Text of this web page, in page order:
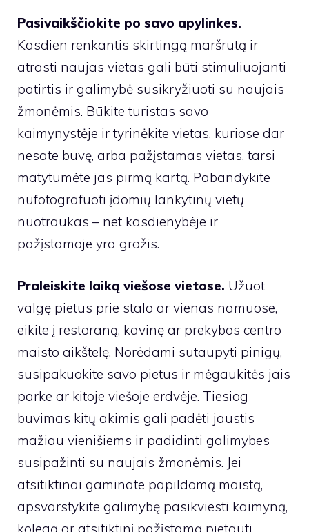
Pasivaikščiokite po savo apylinkes.
Kasdien renkantis skirtingą maršrutą ir
atrasti naujas vietas gali būti stimuliuojanti
patirtis ir galimybė susikryžiuoti su naujais
žmonėmis. Būkite turistas savo
kaimynystėje ir tyrinėkite vietas, kuriose dar
nesate buvę, arba pažįstamas vietas, tarsi
matytumėte jas pirmą kartą. Pabandykite
nufotografuoti įdomių lankytinų vietų
nuotraukas – net kasdienybėje ir
pažįstamoje yra grožis.
Praleiskite laiką viešose vietose. Užuot
valgę pietus prie stalo ar vienas namuose,
eikite į restoraną, kavinę ar prekybos centro
maisto aikštelę. Norėdami sutaupyti pinigų,
susipakuokite savo pietus ir mėgaukitės jais
parke ar kitoje viešoje erdvėje. Tiesiog
buvimas kitų akimis gali padėti jaustis
mažiau vienišiems ir padidinti galimybes
susipažinti su naujais žmonėmis. Jei
atsitiktinai gaminate papildomą maistą,
apsvarstykite galimybę pasikviesti kaimyną,
kolegą ar atsitiktinį pažįstamą pietauti.